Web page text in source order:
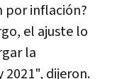
por inflación?
el ajuste lo
la
2021", dijeron.